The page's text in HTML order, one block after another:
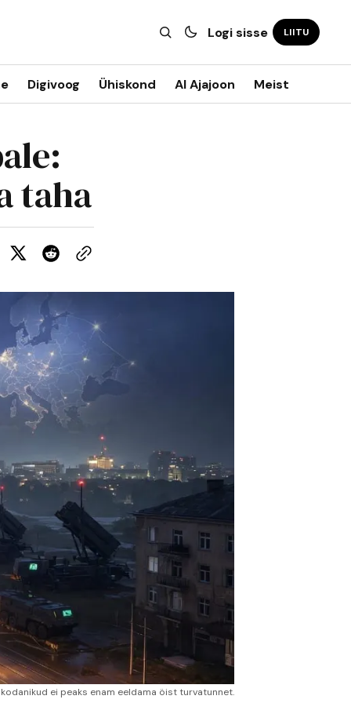
Logi sisse LIITU
Digivoog Ühiskond AI Ajajoon Meist
taha
ei peaks enam eeldama öist turvatunnet.